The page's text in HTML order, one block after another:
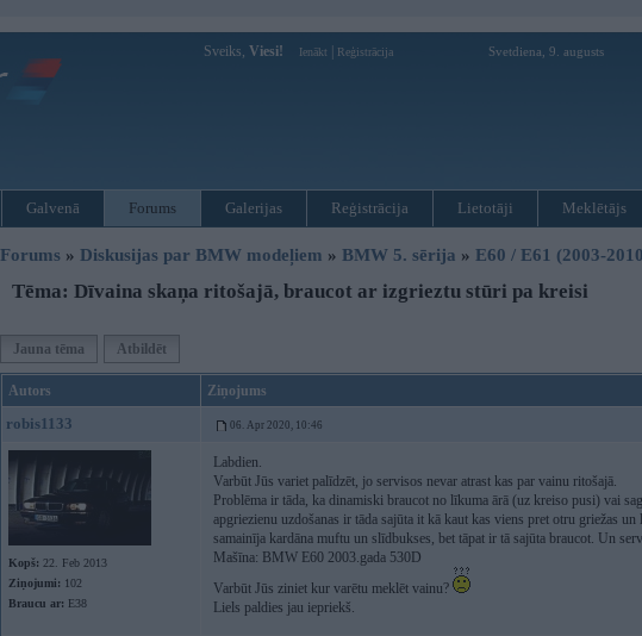
Sveiks, Viesi! Ienākt Reģistrācija Svetdiena, 9. augusts
Galvenā Forums Galerijas Reģistrācija Lietotāji Meklētājs
Forums » Diskusijas par BMW modeļiem » BMW 5. sērija » E60 / E61 (2003-
Tēma: Dīvaina skaņa ritošajā, braucot ar izgrieztu stūri pa kreisi
Jauna tēma Atbildēt
Autors Ziņojums
robis1133 06. Apr 2020, 10:46
Kopš: 22. Feb 2013
Ziņojumi: 102
Braucu ar: E38
Labdien.
Varbūt Jūs variet palīdzēt, jo servisos nevar atrast kas par vainu ritošajā.
Problēma ir tāda, ka dinamiski braucot no līkuma ārā (uz kreiso pusi) vai
apgriezienu uzdošanas ir tāda sajūta it kā kaut kas viens pret otru griežas
samainīja kardāna muftu un slīdbukses, bet tāpat ir tā sajūta braucot. Un
Mašīna: BMW E60 2003.gada 530D
Varbūt Jūs ziniet kur varētu meklēt vainu?
Liels paldies jau iepriekš.